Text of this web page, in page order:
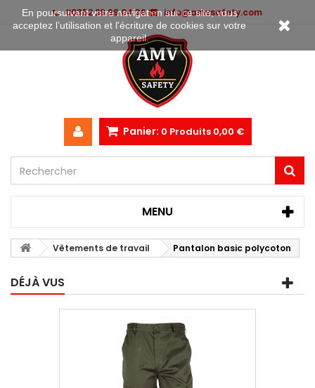
00352 28 99 04 36 info@amvsafety.com
Panier: 0 Produits 0,00 €
MENU
Vêtements de travail Pantalon basic polycoton
DÉJÀ VUS
En poursuivant votre navigation sur ce site, vous
acceptez l’utilisation et l'écriture de cookies sur votre
appareil.